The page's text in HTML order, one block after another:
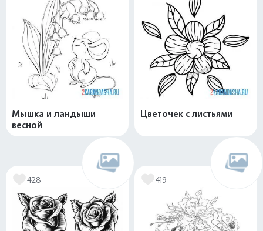
Мышка и ландыши
весной
Цветочек с листьями
428 419